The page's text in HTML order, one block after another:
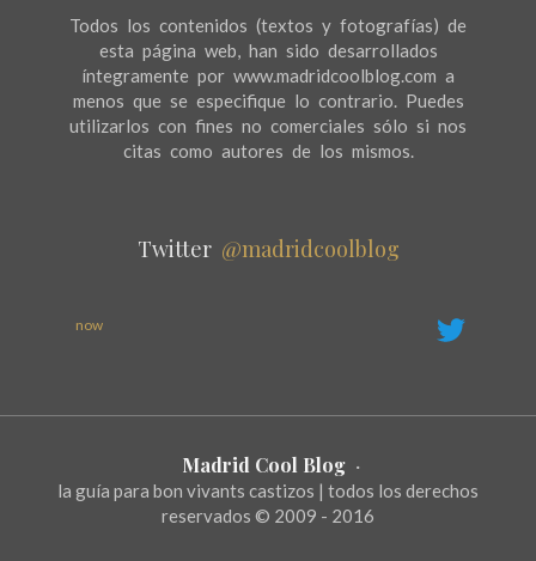
Todos los contenidos (textos y fotografías) de
esta página web, han sido desarrollados
íntegramente por www.madridcoolblog.com a
menos que se especifique lo contrario. Puedes
utilizarlos con fines no comerciales sólo si nos
citas como autores de los mismos.
Twitter @madridcoolblog
now
Madrid Cool Blog ·
la guía para bon vivants castizos | todos los derechos
reservados © 2009 - 2016